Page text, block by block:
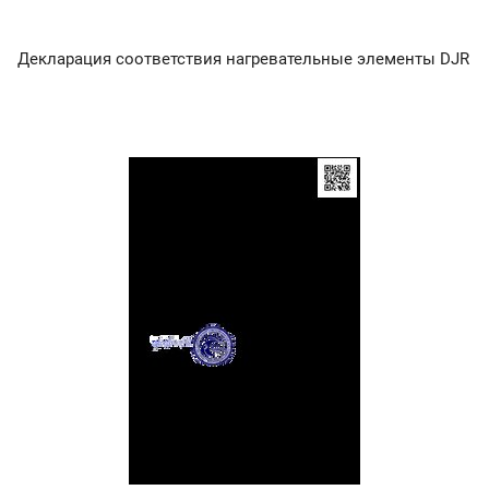
Декларация соответствия нагревательные элементы DJR